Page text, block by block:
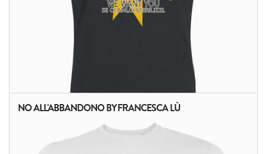
NO ALL'ABBANDONO BY FRANCESCA LÙ